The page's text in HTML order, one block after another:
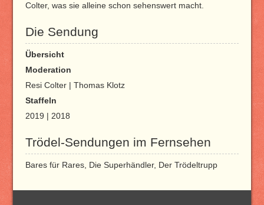
Colter, was sie alleine schon sehenswert macht.
Die Sendung
Übersicht
Moderation
Resi Colter | Thomas Klotz
Staffeln
2019 | 2018
Trödel-Sendungen im Fernsehen
Bares für Rares, Die Superhändler, Der Trödeltrupp